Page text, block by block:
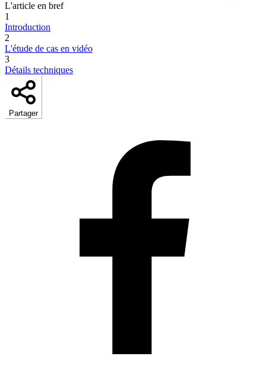
L'article en bref
1
Introduction
2
L'étude de cas en vidéo
3
Détails techniques
Partager